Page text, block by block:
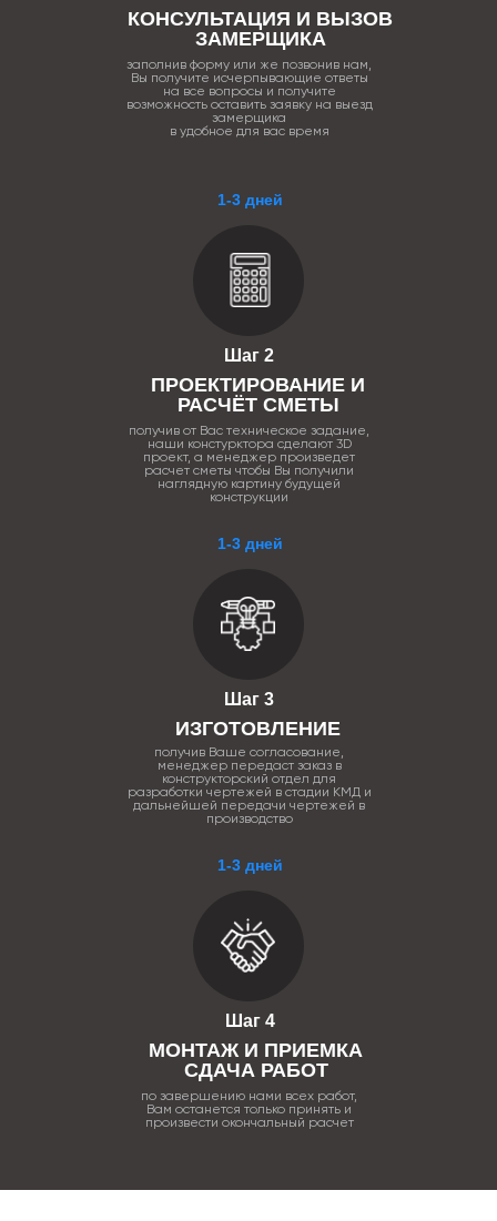
1-3 дней
Шаг 4
МОНТАЖ И ПРИЕМКА
СДАЧА РАБОТ
по завершению нами всех работ,
Вам останется только принять и
произвести окончальный расчет
1-3 дней
Шаг 3
ИЗГОТОВЛЕНИЕ
получив Ваше согласование,
менеджер передаст заказ в
конструкторский отдел для
разработки чертежей в стадии КМД и
дальнейшей передачи чертежей в
производство
1-3 дней
Шаг 2
ПРОЕКТИРОВАНИЕ И
РАСЧЁТ СМЕТЫ
получив от Вас техническое задание,
наши констурктора сделают 3D
проект, а менеджер произведет
расчет сметы чтобы Вы получили
наглядную картину будущей
конструкции
КОНСУЛЬТАЦИЯ И ВЫЗОВ
ЗАМЕРЩИКА
заполнив форму или же позвонив нам,
Вы получите исчерпывающие ответы
на все вопросы и получите
возможность оставить заявку на выезд
замерщика
в удобное для вас время